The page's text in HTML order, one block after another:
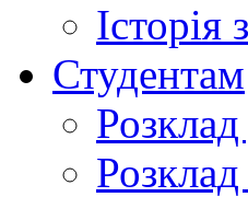
Історія
Студентам
Розклад
Розклад